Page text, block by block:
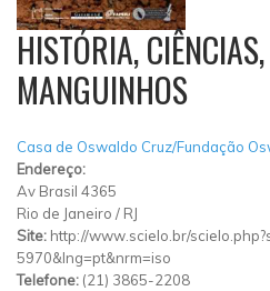
HISTÓRIA,
MANGUINHOS
Casa de Oswaldo Cruz/Fundação
Endereço:
Av Brasil 4365
Rio de Janeiro / RJ
Site: http://www.scielo.br/
5970&lng=pt&nrm=iso
Telefone: (21) 3865-2208